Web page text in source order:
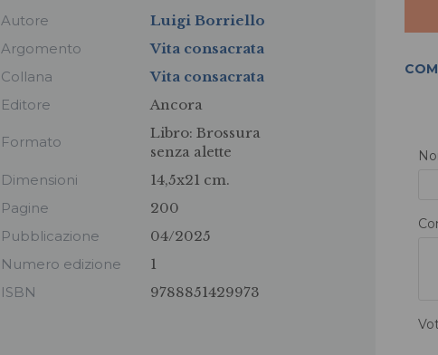
Autore
Luigi Borriello
Argomento
Vita consacrata
Collana
Vita consacrata
Editore
Ancora
Formato
Libro:Brossura
senza alette
Dimensioni
14,5x21 cm.
Pagine
200
Pubblicazione
04/2025
Numero edizione
1
ISBN
9788851429973